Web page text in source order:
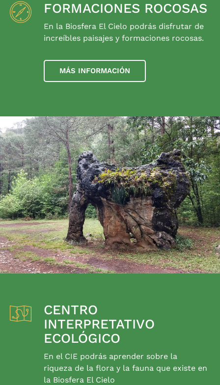
FORMACIONES ROCOSAS
En la Biosfera El Cielo podrás disfrutar de
increíbles paisajes y formaciones rocosas.
MÁS INFORMACIÓN
CENTRO
INTERPRETATIVO
ECOLÓGICO
En el CIE podrás aprender sobre la
riqueza de la flora y la fauna que existe en
la Biosfera El Cielo